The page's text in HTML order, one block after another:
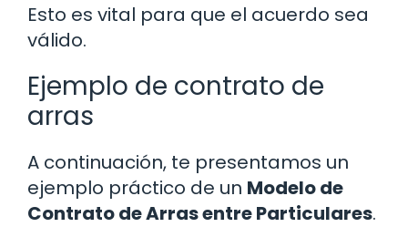
Esto es vital para que el acuerdo sea
válido.
Ejemplo de contrato de
arras
A continuación, te presentamos un
ejemplo práctico de un Modelo de
Contrato de Arras entre Particulares.